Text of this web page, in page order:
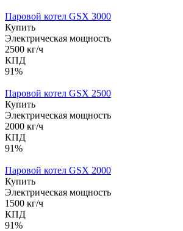
Паровой котел GSX 3000
Купить
Электрическая мощность
2500 кг/ч
КПД
91%
Паровой котел GSX 2500
Купить
Электрическая мощность
2000 кг/ч
КПД
91%
Паровой котел GSX 2000
Купить
Электрическая мощность
1500 кг/ч
КПД
91%